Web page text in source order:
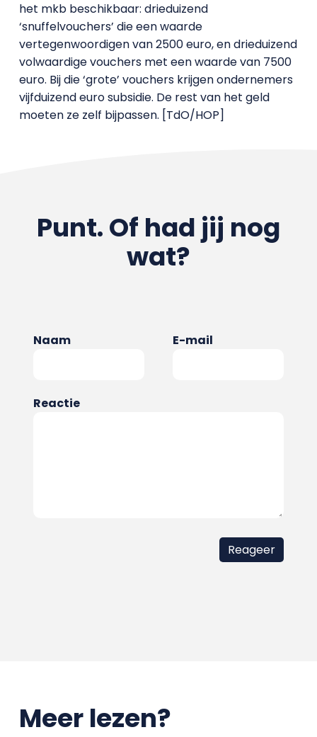
het mkb beschikbaar: drieduizend
‘snuffelvouchers’ die een waarde
vertegenwoordigen van 2500 euro, en drieduizend
volwaardige vouchers met een waarde van 7500
euro. Bij die ‘grote’ vouchers krijgen ondernemers
vijfduizend euro subsidie. De rest van het geld
moeten ze zelf bijpassen. [TdO/HOP]
Punt. Of had jij nog
wat?
Naam E-mail
Reactie
Meer lezen?